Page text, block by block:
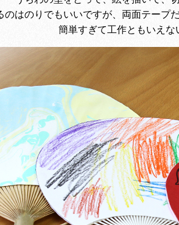
のはのりでもいいですが、両面テープ
簡単すぎて工作ともいえな